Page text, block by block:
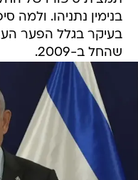
בנימין נתניהו. ולמה
בעיקר בגלל הפער
שהחל ב-2009.